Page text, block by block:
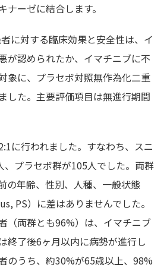
ーゼに結合します。
に対する臨床効果と安全性は、イ
が認められたか、イマチニブに不
象に、プラセボ対照無作為化二重
した。主要評価項目は無進行期間
に行われました。すなわち、スニ
、プラセボ群が105人でした。両群
の年齢、性別、人種、一般状態
PS）に差はありませんでした。
（両群とも96%）は、イマチニブ
終了後6ヶ月以内に病勢が進行し
のうち、約30%が65歳以上、98%